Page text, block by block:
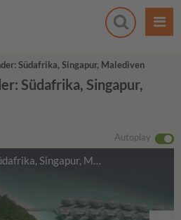
Südafrika, Singapur, Malediven
Südafrika, Singapur,
Autoplay
Impressionen 3 Länder: Südafrika, Singapur, Malediven